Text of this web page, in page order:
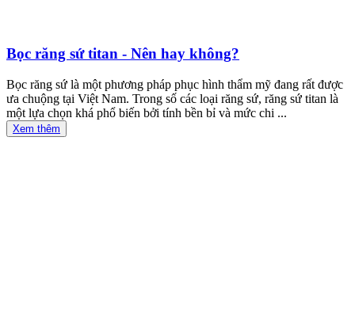
Bọc răng sứ titan - Nên hay không?
Bọc răng sứ là một phương pháp phục hình thẩm mỹ đang rất được
ưa chuộng tại Việt Nam. Trong số các loại răng sứ, răng sứ titan là
một lựa chọn khá phổ biến bởi tính bền bỉ và mức chi ...
Xem thêm